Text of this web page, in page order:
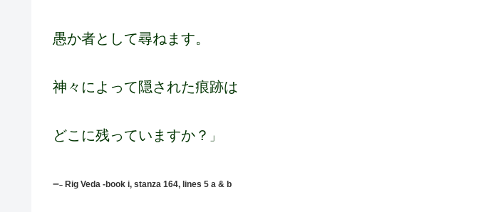
愚か者として尋ねます。
神々によって隠された痕跡は
どこに残っていますか？ 」
–– Rig Veda -book i, stanza 164, lines 5 a & b